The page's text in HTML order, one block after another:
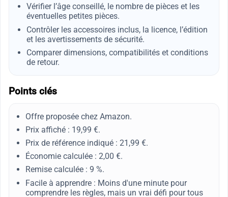
Vérifier l’âge conseillé, le nombre de pièces et les
éventuelles petites pièces.
Contrôler les accessoires inclus, la licence, l’édition
et les avertissements de sécurité.
Comparer dimensions, compatibilités et conditions
de retour.
Points clés
Offre proposée chez Amazon.
Prix affiché : 19,99 €.
Prix de référence indiqué : 21,99 €.
Économie calculée : 2,00 €.
Remise calculée : 9 %.
Facile à apprendre : Moins d'une minute pour
comprendre les règles, mais un vrai défi pour tous